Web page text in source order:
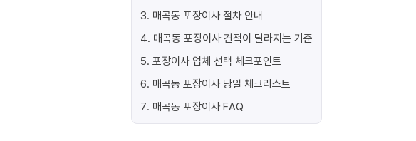
3. 매곡동 포장이사 절차 안내
4. 매곡동 포장이사 견적이 달라지는 기준
5. 포장이사 업체 선택 체크포인트
6. 매곡동 포장이사 당일 체크리스트
7. 매곡동 포장이사 FAQ